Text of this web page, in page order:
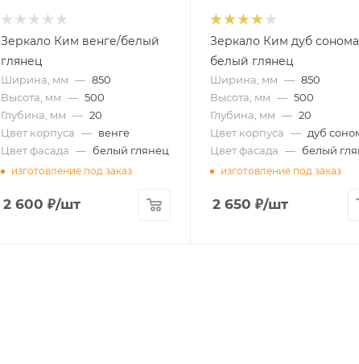
Зеркало Ким венге/белый
глянец
Ширина, мм — 850
Высота, мм — 500
Глубина, мм — 20
Цвет корпуса — венге
Цвет фасада — белый глянец
изготовление под заказ
2 600 ₽/шт
Зеркало Ким дуб
белый глянец
Ширина, мм — 850
Высота, мм — 500
Глубина, мм — 20
Цвет корпуса — дуб
Цвет фасада — белый
изготовление под заказ
2 650 ₽/шт